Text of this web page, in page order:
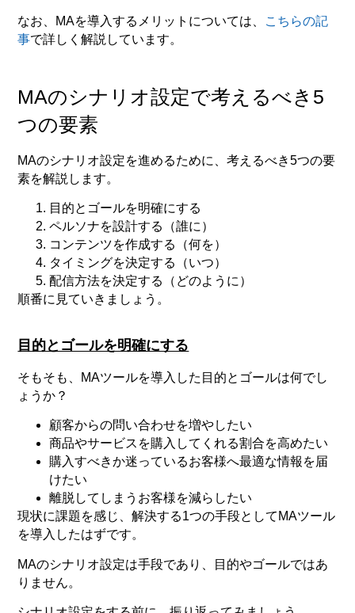
なお、MAを導入するメリットについては、 こちらの記
事で詳しく解説しています。
MAのシナリオ設定で考えるべき5
つの要素
MAのシナリオ設定を進めるために、考えるべき5つの要
素を解説します。
目的とゴールを明確にする
ペルソナを設計する（誰に）
コンテンツを作成する（何を）
タイミングを決定する（いつ）
配信方法を決定する（どのように）
順番に見ていきましょう。
目的とゴールを明確にする
そもそも、MAツールを導入した目的とゴールは何でし
ょうか？
顧客からの問い合わせを増やしたい
商品やサービスを購入してくれる割合を高めたい
購入すべきか迷っているお客様へ最適な情報を届
けたい
離脱してしまうお客様を減らしたい
現状に課題を感じ、解決する1つの手段としてMAツール
を導入したはずです。
MAのシナリオ設定は手段であり、目的やゴールではあ
りません。